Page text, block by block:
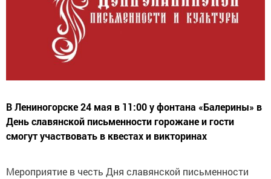
В Лениногорске 24 мая в 11:00 у фонтана «Балерины» в
День славянской письменности горожане и гости
смогут участвовать в квестах и викторинах
Мероприятие в честь Дня славянской письменности